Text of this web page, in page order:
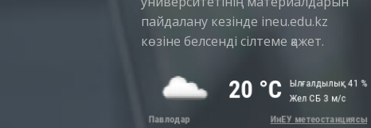
пайдалану кезінде ineu.edu.kz
көзіне белсенді сілтеме қажет.